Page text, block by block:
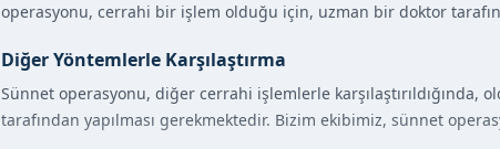
operasyonu, cerrahi bir işlem olduğu için, uzman bir doktor
Diğer Yöntemlerle Karşılaştırma
Sünnet operasyonu, diğer cerrahi işlemlerle
tarafından yapılması gerekmektedir. Bizim ekibimiz, sünnet